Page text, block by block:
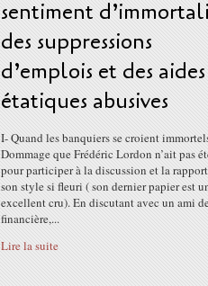
sentiment
des suppressions
d’emplois et des aides
étatiques abusives
I- Quand les banquiers se croient
Dommage que Frédéric Lordon n’ait pas
pour participer à la discussion et la
son style si fleuri ( son dernier papier est
excellent cru). En discutant avec un ami
financière,...
Lire la suite